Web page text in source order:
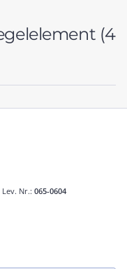
(4
Lev. Nr.: 065-0604